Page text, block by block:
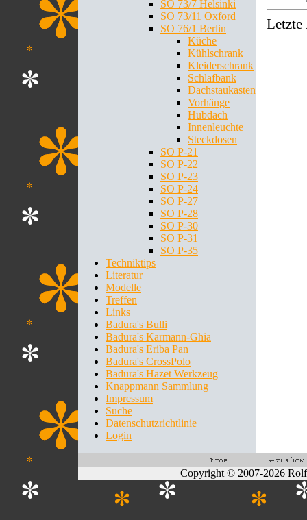
SO 73/7 Helsinki
SO 73/11 Oxford
SO 76/1 Berlin
Küche
Kühlschrank
Kleiderschrank
Schlafbank
Dachstaukasten
Vorhänge
Hubdach
Innenleuchte
Steckdosen
SO P-21
SO P-22
SO P-23
SO P-24
SO P-27
SO P-28
SO P-30
SO P-31
SO P-35
Techniktips
Literatur
Modelle
Treffen
Links
Badura's Bulli
Badura's Karmann-Ghia
Badura's Eriba Pan
Badura's CrossPolo
Badura's Hazet Werkzeug
Knappmann Sammlung
Impressum
Suche
Datenschutzrichtlinie
Login
Letzte
Copyright © 2007-2026